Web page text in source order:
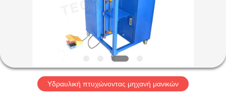
ΣΧΕΤΙΚΆ
ΜΕ
ΕΜΆΣ
Υδραυλική πτυχώνοντας μηχανή μανικών